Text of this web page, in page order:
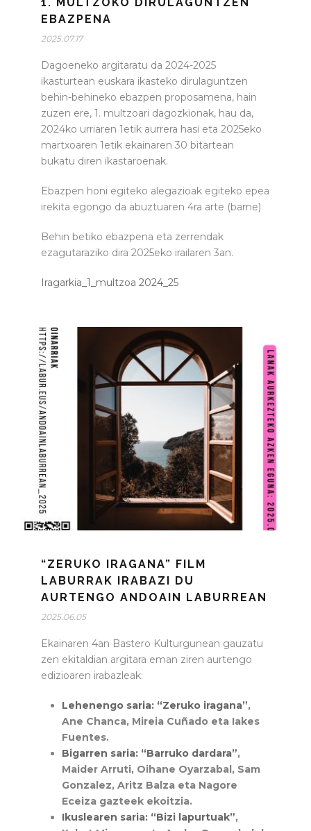
EBAZPENA
2025.07.17
Dagoeneko argitaratu da 2024-2025
ikasturtean euskara ikasteko dirulaguntzen
behin-behineko ebazpen proposamena, hain
zuzen ere, 1. multzoari dagozkionak, hau da,
2024ko urriaren 1etik aurrera hasi eta 2025eko
martxoaren 1etik ekainaren 30 bitartean
bukatu diren ikastaroenak.
Ebazpen honi egiteko alegazioak egiteko epea
irekita egongo da abuztuaren 4ra arte (barne)
Behin betiko ebazpena eta zerrendak
ezagutaraziko dira 2025eko irailaren 3an.
Iragarkia_1_multzoa 2024_25
“ZERUKO IRAGANA” FILM
LABURRAK IRABAZI DU
AURTENGO ANDOAIN LABURREAN
2025.06.05
Ekainaren 4an Bastero Kulturgunean gauzatu
zen ekitaldian argitara eman ziren aurtengo
edizioaren irabazleak:
Lehenengo saria: “Zeruko iragana”,
Ane Chanca, Mireia Cuñado eta Iakes
Fuentes.
Bigarren saria: “Barruko dardara”,
Maider Arruti, Oihane Oyarzabal, Sam
Gonzalez, Aritz Balza eta Nagore
Eceiza gazteek ekoitzia.
Ikuslearen saria: “Bizi lapurtuak”,